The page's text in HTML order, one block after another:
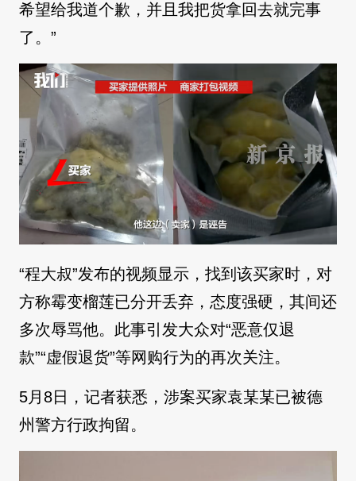
希望给我道个歉，并且我把货拿回去就完事
了。”
“程大叔”发布的视频显示，找到该买家时，对
方称霉变榴莲已分开丢弃，态度强硬，其间还
多次辱骂他。此事引发大众对“恶意仅退
款”“虚假退货”等网购行为的再次关注。
5月8日，记者获悉，涉案买家袁某某已被德
州警方行政拘留。